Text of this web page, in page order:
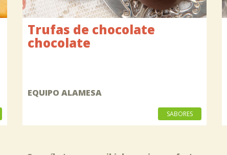
Trufas de chocolate
chocolate
EQUIPO ALAMESA
SABORES